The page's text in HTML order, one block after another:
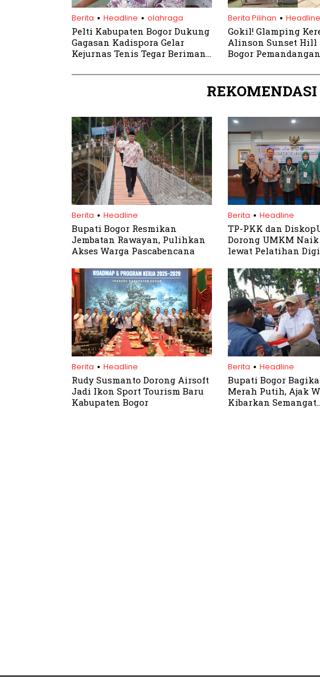
Berita . Headline . olahraga
Pelti Kabupaten Bogor Dukung
Gagasan Kadispora Gelar
Kejurnas Tenis Tegar Beriman
Berita Pilihan . Headline
Gokil! Glamping
Alinson Sunset Hill
Bogor
Berita . Headline
Bupati Bogor Resmikan
Jembatan Rawayan, Pulihkan
Akses Warga Pascabencana
Berita . Headline
TP-PKK dan
Dorong UMKM Naik
lewat Pelatihan
Berita . Headline
Rudy Susmanto Dorong Airsoft
Jadi Ikon Sport Tourism Baru
Kabupaten Bogor
Berita . Headline
Bupati Bogor
Merah Putih, Ajak
Kibarkan Semangat